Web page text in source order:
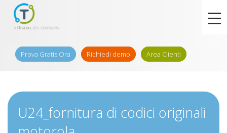
Prova Gratis Ora Richiedi demo Area Clienti
U24_fornitura di codici originali